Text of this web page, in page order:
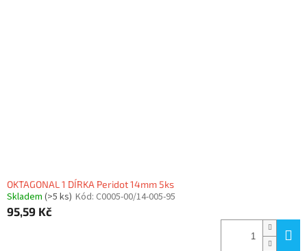
OKTAGONAL 1 DÍRKA Peridot 14mm 5ks
Skladem (>5 ks) Kód: C0005-00/14-005-95
95,59 Kč